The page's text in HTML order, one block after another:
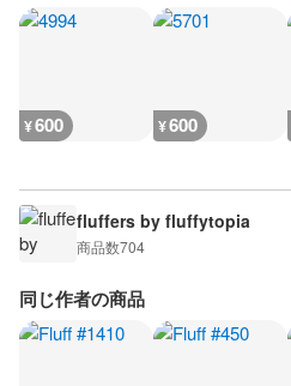
¥600 ¥600
fluffers by fluffytopia
商品数704
同じ作者の商品